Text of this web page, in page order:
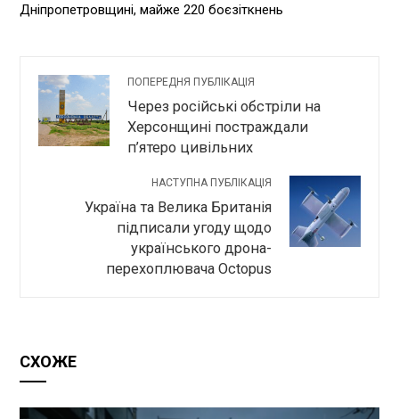
Дніпропетровщині, майже 220 боєзіткнень
ПОПЕРЕДНЯ ПУБЛІКАЦІЯ
Через російські обстріли на
Херсонщині постраждали
п’ятеро цивільних
НАСТУПНА ПУБЛІКАЦІЯ
Україна та Велика Британія
підписали угоду щодо
українського дрона-
перехоплювача Octopus
СХОЖЕ